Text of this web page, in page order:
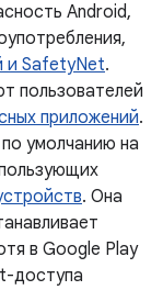
Android,
и SafetyNet.
пользователей
приложений.
умолчанию на
. Она
в Google Play
доступа